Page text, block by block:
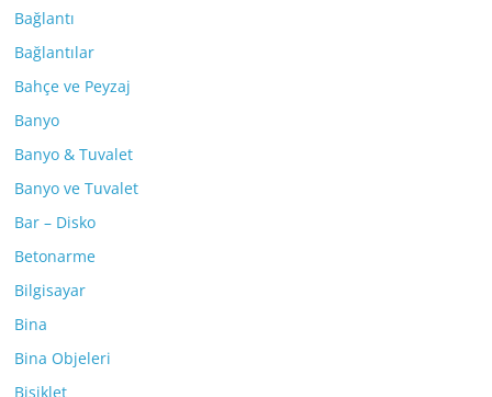
Bağlantı
Bağlantılar
Bahçe ve Peyzaj
Banyo
Banyo & Tuvalet
Banyo ve Tuvalet
Bar – Disko
Betonarme
Bilgisayar
Bina
Bina Objeleri
Bisiklet